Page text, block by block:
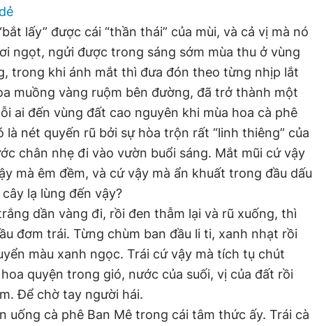
lấy” được cái “thần thái” của mùi, và cả vị mà nó
ngọt, ngửi được trong sáng sớm mùa thu ở vùng
trong khi ánh mắt thì đưa đón theo từng nhịp lắt
muồng vàng ruộm bên đường, đã trở thành một
ai đến vùng đất cao nguyên khi mùa hoa cà phê
nét quyến rũ bởi sự hòa trộn rất “linh thiêng” của
chân nhẹ đi vào vườn buổi sáng. Mắt mũi cứ vậy
mà êm đềm, và cứ vậy mà ẩn khuất trong đầu dấu
lạ lùng đến vậy?
dần vàng đi, rồi đen thẫm lại và rũ xuống, thì
đơm trái. Từng chùm ban đầu li ti, xanh nhạt rồi
màu xanh ngọc. Trái cứ vậy mà tích tụ chút
quyện trong gió, nước của suối, vị của đất rồi
Để chờ tay người hái.
uống cà phê Ban Mê trong cái tâm thức ấy. Trái cà